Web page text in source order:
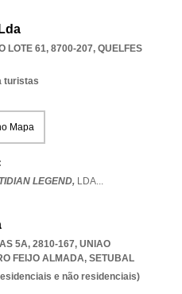
LOTE 61, 8700-207, QUELFES
turistas
Mapa
LEGEND, LDA...
5A, 2810-167, UNIAO
FEIJO ALMADA, SETUBAL
e não residenciais)